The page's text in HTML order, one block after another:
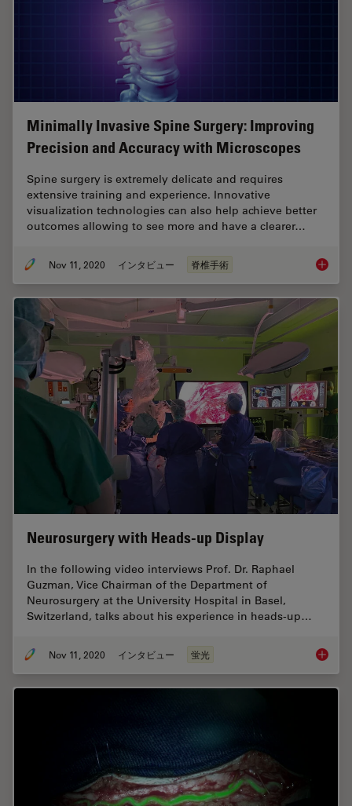
Minimally Invasive Spine Surgery: Improving
Precision and Accuracy with Microscopes
Spine surgery is extremely delicate and requires
extensive training and experience. Innovative
visualization technologies can also help achieve better
outcomes allowing to see more and have a clearer…
Nov 11, 2020 インタビュー 脊椎手術
Neurosurgery with Heads-up Display
In the following video interviews Prof. Dr. Raphael
Guzman, Vice Chairman of the Department of
Neurosurgery at the University Hospital in Basel,
Switzerland, talks about his experience in heads-up…
Nov 11, 2020 インタビュー 蛍光